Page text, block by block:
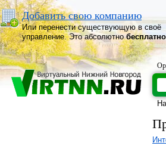
Добавить свою компанию
Или перенести существующую в своё
управление. Это абсолютнобесплатно